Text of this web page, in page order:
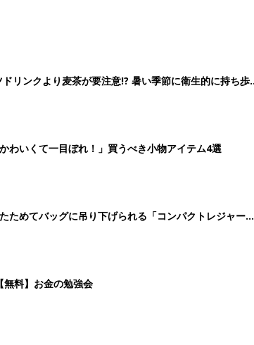
リンクより麦茶が要注意!? 暑い季節に衛生的に持ち歩
わいくて一目ぼれ！」買うべき小物アイテム4選
ためてバッグに吊り下げられる「コンパクトレジャーシ
料】お金の勉強会